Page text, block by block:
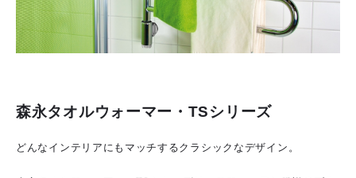
森永タオルウォーマー・TSシリーズ
どんなインテリアにもマッチするクラシックなデザイン。